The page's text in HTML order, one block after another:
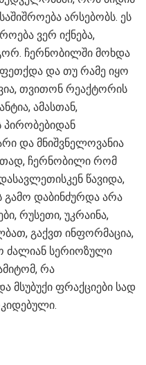
არსებობს. ეს
ვერ იქნება,
ჩერნობილში მოხდა
და თუ რამე იყო
თვითონ რეაქტორის
ამასთან,
და მნიშვნელოვანია
ჩერნობილი რომ
წავიდა,
გამო დაბინძურდა არა
რუსეთი, უკრაინა,
გაქვთ ინფორმაცია,
ძალიან სერიოზული
რა
მსუბუქი ფრაქციები სად